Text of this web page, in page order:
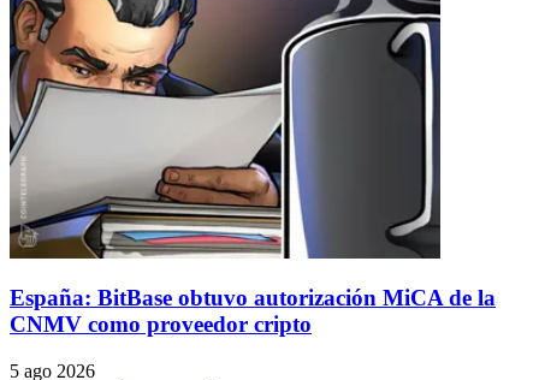
España: BitBase obtuvo autorización MiCA de la
CNMV como proveedor cripto
5 ago 2026